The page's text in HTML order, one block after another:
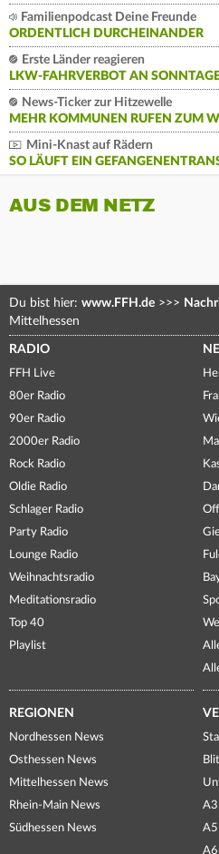
Familienpodcast Deine Freunde
ORDENTLICH DURCHEINANDER
Erste Länder reagieren
LKW-FAHRVERBOT AN
News-Ticker zur Hitzewelle
MEHR KOMMUNEN RUFEN ZUM
Mini-Knast auf Rädern
SO LÄUFT EIN
AUS DEM NETZ
Du bist hier: www.FFH.de >>>
Mittelhessen
RADIO
FFH Live
80er Radio
90er Radio
2000er Radio
Rock Radio
Oldie Radio
Schlager Radio
Party Radio
Lounge Radio
Weihnachtsradio
Meditationsradio
Top 40
Playlist
REGIONEN
Nordhessen News
Osthessen News
Mittelhessen News
Rhein-Main News
Südhessen News
A3
A5